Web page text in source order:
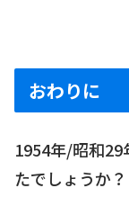
おわりに
1954年/昭和29
たでしょうか？